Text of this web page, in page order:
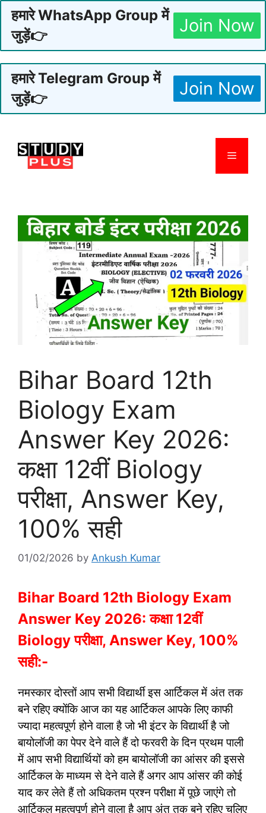
हमारे WhatsApp Group में
जुड़ें👉
Join Now
हमारे Telegram Group में
जुड़ें👉
Join Now
content
Menu
Bihar Board 12th
Biology Exam
Answer Key 2026:
कक्षा 12वीं Biology
परीक्षा, Answer Key,
100% सही
01/02/2026 by Ankush Kumar
Bihar Board 12th Biology Exam
Answer Key 2026: कक्षा 12वीं
Biology परीक्षा, Answer Key, 100%
सही:-
नमस्कार दोस्तों आप सभी विद्यार्थी इस आर्टिकल में अंत तक
बने रहिए क्योंकि आज का यह आर्टिकल आपके लिए काफी
ज्यादा महत्वपूर्ण होने वाला है जो भी इंटर के विद्यार्थी है जो
बायोलॉजी का पेपर देने वाले हैं दो फरवरी के दिन प्रथम पाली
में आप सभी विद्यार्थियों को हम बायोलॉजी का आंसर की इससे
आर्टिकल के माध्यम से देने वाले हैं अगर आप आंसर की कोई
याद कर लेते हैं तो अधिकतम प्रश्न परीक्षा में पूछे जाएंगे तो
आर्टिकल महत्वपूर्ण होने वाला है आप अंत तक बने रहिए चलिए